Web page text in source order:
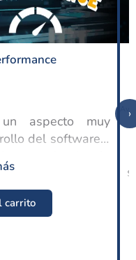
aspecto muy
del software y
punto se espera
por parte de las
carrito
›